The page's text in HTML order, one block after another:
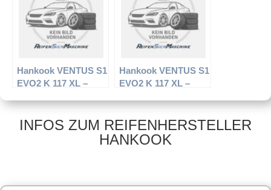
Hankook VENTUS S1
EVO2 K 117 XL –
R19 100Y –
Sommerreifen
Hankook VENTUS S1
EVO2 K 117 XL –
R19 102Y –
Sommerreifen
INFOS ZUM REIFENHERSTELLER
HANKOOK